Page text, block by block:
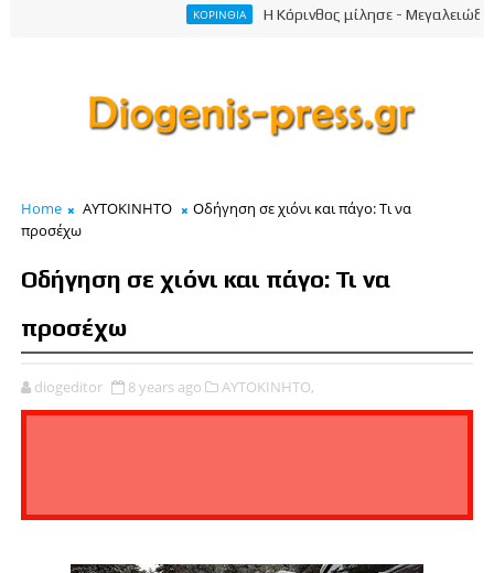
ΚΟΡΙΝΘΙΑ Η Κόρινθος μίλησε - Μεγαλειώδης
Home ΑΥΤΟΚΙΝΗΤΟ
Οδήγηση σε χιόνι και πάγο: Τι να
προσέχω
Οδήγηση σε χιόνι και πάγο: Τι να
προσέχω
diogeditor 8 years ago ΑΥΤΟΚΙΝΗΤΟ,